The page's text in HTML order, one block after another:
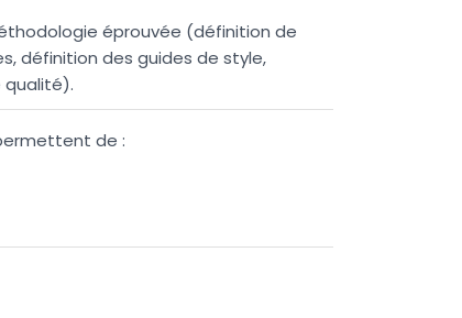
éprouvée (définition de
définition des guides de style,
qualité).
de :